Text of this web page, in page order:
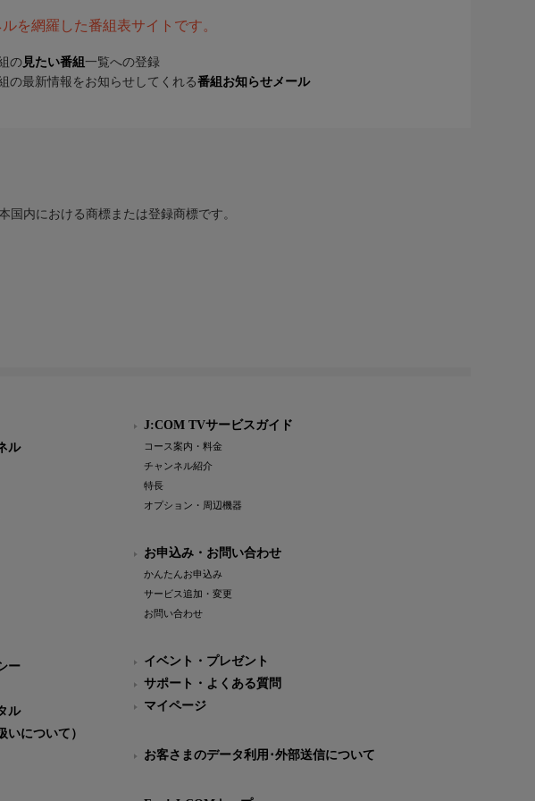
を網羅した番組表サイトです。
の 見たい番組 一覧への登録
の最新情報をお知らせしてくれる番組お知らせメール
国内における商標または登録商標です。
ル
ー
ル
いについて）
J:COM TVサービスガイド
コース案内・料金
チャンネル紹介
特長
オプション・周辺機器
お申込み・お問い合わせ
かんたんお申込み
サービス追加・変更
お問い合わせ
イベント・プレゼント
サポート・よくある質問
マイページ
お客さまのデータ利用･外部送信について